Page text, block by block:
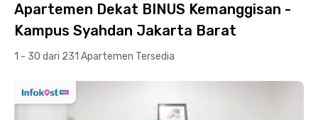
Apartemen Dekat BINUS Kemanggisan -
Kampus Syahdan Jakarta Barat
1 - 30 dari 231 Apartemen Tersedia